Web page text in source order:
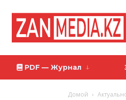
PDF — Журнал
Домой